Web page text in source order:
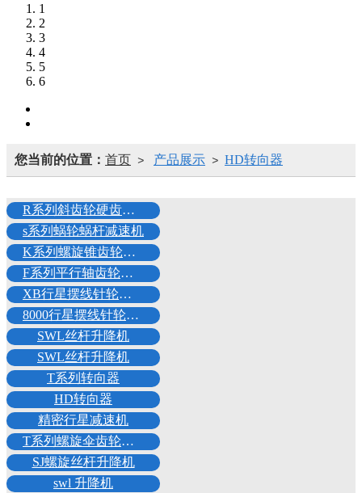
1
2
3
4
5
6
您当前的位置： 首页 > 产品展示 > HD转向器
R系列斜齿轮硬齿面减速机
s系列蜗轮蜗杆减速机
K系列螺旋锥齿轮减速机
F系列平行轴齿轮减速机
XB行星摆线针轮减速机
8000行星摆线针轮减速机
SWL丝杆升降机
SWL丝杆升降机
T系列转向器
HD转向器
精密行星减速机
T系列螺旋伞齿轮转向箱
SJ螺旋丝杆升降机
swl 升降机